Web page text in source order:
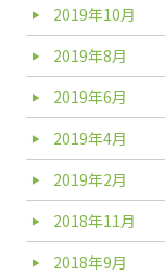
2019年10月
2019年8月
2019年6月
2019年4月
2019年2月
2018年11月
2018年9月